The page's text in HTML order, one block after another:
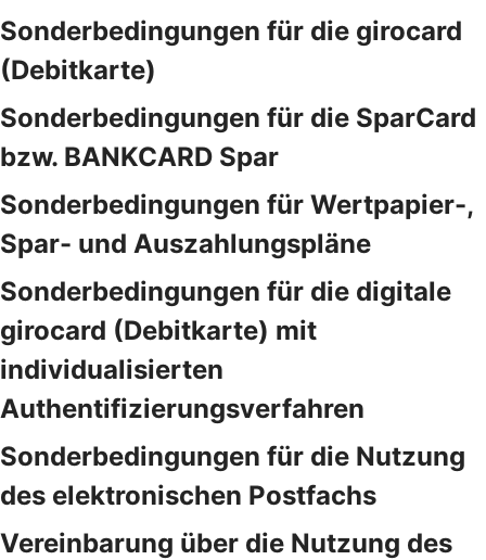
Sonderbedingungen für die girocard
(Debitkarte)
Sonderbedingungen für die SparCard
bzw. BANKCARD Spar
Sonderbedingungen für Wertpapier-,
Spar- und Auszahlungspläne
Sonderbedingungen für die digitale
girocard (Debitkarte) mit
individualisierten
Authentifizierungsverfahren
Sonderbedingungen für die Nutzung
des elektronischen Postfachs
Vereinbarung über die Nutzung des